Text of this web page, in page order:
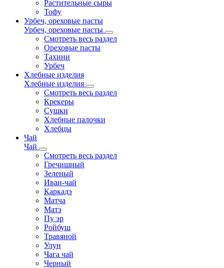
Растительные сыры
Тофу
Урбеч, ореховые пасты
Урбеч, ореховые пасты
Смотреть весь раздел
Ореховые пасты
Тахини
Урбеч
Хлебные изделия
Хлебные изделия
Смотреть весь раздел
Крекеры
Сушки
Хлебные палочки
Хлебцы
Чай
Чай
Смотреть весь раздел
Гречишный
Зеленый
Иван-чай
Каркадэ
Матча
Матэ
Пу эр
Ройбуш
Травяной
Улун
Чага чай
Черный